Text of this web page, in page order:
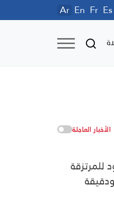
Ar En Fr Es
الأخبار العاجلة
للمرتزقة